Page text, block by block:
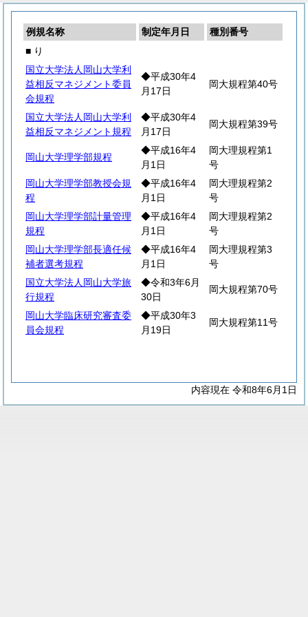
例規名称 制定年月日
種別番号
■ り
国立大学法人岡山大学利
益相反マネジメント委員
会規程
◆平成30年4
月17日
岡大規程第40号
国立大学法人岡山大学利
益相反マネジメント規程
◆平成30年4
月17日
岡大規程第39号
岡山大学理学部規程
◆平成16年4
月1日
岡大理規程第1
号
岡山大学理学部教授会規
程
◆平成16年4
月1日
岡大理規程第2
号
岡山大学理学部計量管理
規程
◆平成16年4
月1日
岡大理規程第2
号
岡山大学理学部長適任候
補者選考規程
◆平成16年4
月1日
岡大理規程第3
号
国立大学法人岡山大学旅
行規程
◆令和3年6月
30日
岡大規程第70号
岡山大学臨床研究審査委
員会規程
◆平成30年3
月19日
岡大規程第11号
内容現在 令和8年6月1日